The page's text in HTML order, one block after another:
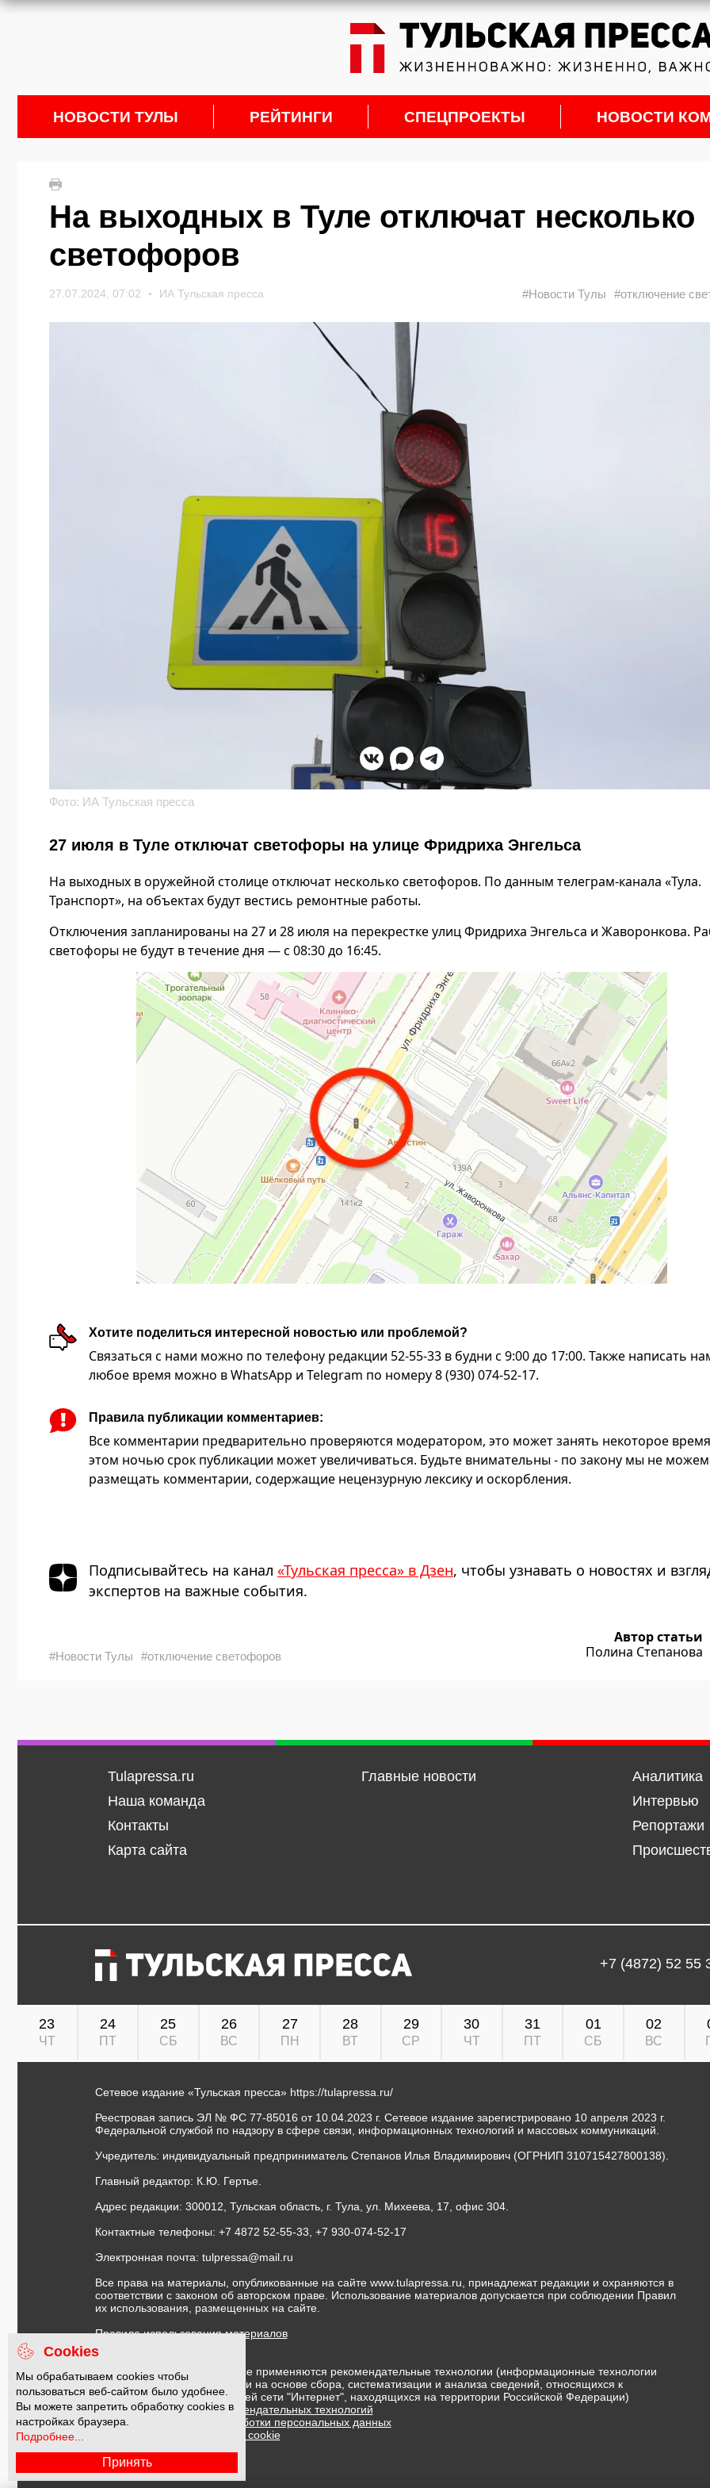
НОВОСТИ ТУЛЫ РЕЙТИНГИ СПЕЦПРОЕКТЫ НОВОСТИ
На выходных в Туле отключат несколько
светофоров
27.07.2024, 07:02 ИА Тульская пресса #Новости Тулы #отключение
Фото: ИА Тульская пресса
27 июля в Туле отключат светофоры на улице Фридриха Энгельса
На выходных в оружейной столице отключат несколько светофоров. По данным телеграм-канала «Тула.
Транспорт», на объектах будут вестись ремонтные работы.
Отключения запланированы на 27 и 28 июля на перекрестке улиц Фридриха Энгельса и Жаворонкова.
светофоры не будут в течение дня — с 08:30 до 16:45.
Хотите поделиться интересной новостью или проблемой?
Связаться с нами можно по телефону редакции 52-55-33 в будни с 9:00 до 17:00. Также написать
любое время можно в WhatsApp и Telegram по номеру 8 (930) 074-52-17.
Правила публикации комментариев:
Все комментарии предварительно проверяются модератором, это может занять некоторое
этом ночью срок публикации может увеличиваться. Будьте внимательны - по закону мы не можем
размещать комментарии, содержащие нецензурную лексику и оскорбления.
Подписывайтесь на канал «Тульская пресса» в Дзен, чтобы узнавать о новостях и
экспертов на важные события.
#Новости Тулы #отключение светофоров
Автор статьи
Полина Степанова
Tulapressa.ru
Наша команда
Контакты
Карта сайта
Главные новости
Аналитика
Интервью
Репортажи
+7 (4872) 52 55
23
ЧТ
24
ПТ
25
СБ
26
ВС
27
ПН
28
ВТ
29
СР
30
ЧТ
31
ПТ
01
СБ
02
ВС
Сетевое издание «Тульская пресса» https://tulapressa.ru/
Реестровая запись ЭЛ № ФС 77-85016 от 10.04.2023 г. Сетевое издание зарегистрировано 10 апреля 2023 г.
Федеральной службой по надзору в сфере связи, информационных технологий и массовых коммуникаций.
Учредитель: индивидуальный предприниматель Степанов Илья Владимирович (ОГРНИП 310715427800138).
Главный редактор: К.Ю. Гертье.
Адрес редакции: 300012, Тульская область, г. Тула, ул. Михеева, 17, офис 304.
Контактные телефоны: +7 4872 52-55-33, +7 930-074-52-17
Электронная почта: tulpressa@mail.ru
Все права на материалы, опубликованные на сайте www.tulapressa.ru, принадлежат редакции и охраняются в
соответствии с законом об авторском праве. Использование материалов допускается при соблюдении Правил
их использования, размещенных на сайте.
Правила использования материалов
Договор публичной оферты
На информационном ресурсе применяются рекомендательные технологии (информационные технологии
предоставления информации на основе сбора, систематизации и анализа сведений, относящихся к
предпочтениям пользователей сети "Интернет", находящихся на территории Российской Федерации)
Правила применения рекомендательных технологий
Политика в отношении обработки персональных данных
Политика обработки файлов cookie
Cookies
Мы обрабатываем cookies чтобы
пользоваться веб-сайтом было удобнее.
Вы можете запретить обработку cookies в
настройках браузера.
Подробнее...
Принять